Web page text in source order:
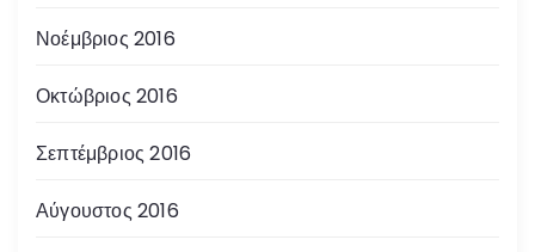
Νοέμβριος 2016
Οκτώβριος 2016
Σεπτέμβριος 2016
Αύγουστος 2016